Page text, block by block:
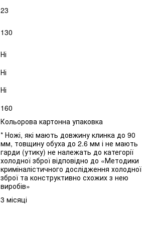
23
130
Ні
Ні
Ні
160
Кольорова картонна упаковка
* Ножі, які мають довжину клинка до 90
мм, товщину обуха до 2.6 мм і не мають
гарди (утику) не належать до категорії
холодної зброї відповідно до «Методики
криміналістичного дослідження холодної
зброї та конструктивно схожих з нею
виробів»
3 місяці